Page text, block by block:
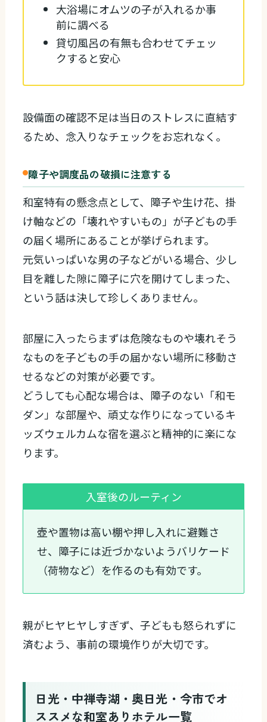
大浴場にオムツの子が入れるか事
前に調べる
貸切風呂の有無も合わせてチェッ
クすると安心
設備面の確認不足は当日のストレスに直結す
るため、念入りなチェックをお忘れなく。
障子や調度品の破損に注意する
和室特有の懸念点として、障子や生け花、掛
け軸などの「壊れやすいもの」が子どもの手
の届く場所にあることが挙げられます。
元気いっぱいな男の子などがいる場合、少し
目を離した隙に障子に穴を開けてしまった、
という話は決して珍しくありません。
部屋に入ったらまずは危険なものや壊れそう
なものを子どもの手の届かない場所に移動さ
せるなどの対策が必要です。
どうしても心配な場合は、障子のない「和モ
ダン」な部屋や、頑丈な作りになっているキ
ッズウェルカムな宿を選ぶと精神的に楽にな
ります。
入室後のルーティン
壺や置物は高い棚や押し入れに避難さ
せ、障子には近づかないようバリケード
（荷物など）を作るのも有効です。
親がヒヤヒヤしすぎず、子どもも怒られずに
済むよう、事前の環境作りが大切です。
日光・中禅寺湖・奥日光・今市でオ
ススメな和室ありホテル一覧